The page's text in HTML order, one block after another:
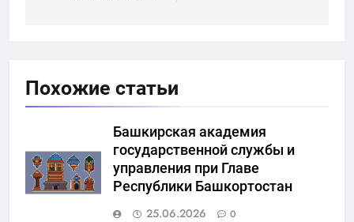
Похожие статьи
Башкирская академия
государственной службы и
управления при Главе
Республики Башкортостан
25.06.2026
0